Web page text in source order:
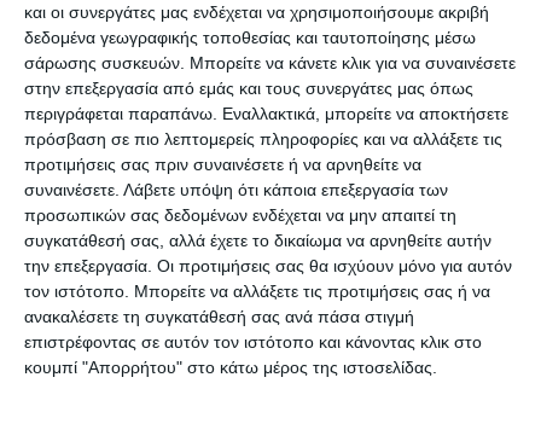
και οι συνεργάτες μας ενδέχεται να χρησιμοποιήσουμε ακριβή
δεδομένα γεωγραφικής τοποθεσίας και ταυτοποίησης μέσω
σάρωσης συσκευών. Μπορείτε να κάνετε κλικ για να συναινέσετε
στην επεξεργασία από εμάς και τους συνεργάτες μας όπως
περιγράφεται παραπάνω. Εναλλακτικά, μπορείτε να αποκτήσετε
πρόσβαση σε πιο λεπτομερείς πληροφορίες και να αλλάξετε τις
προτιμήσεις σας πριν συναινέσετε ή να αρνηθείτε να
συναινέσετε. Λάβετε υπόψη ότι κάποια επεξεργασία των
προσωπικών σας δεδομένων ενδέχεται να μην απαιτεί τη
συγκατάθεσή σας, αλλά έχετε το δικαίωμα να αρνηθείτε αυτήν
την επεξεργασία. Οι προτιμήσεις σας θα ισχύουν μόνο για αυτόν
τον ιστότοπο. Μπορείτε να αλλάξετε τις προτιμήσεις σας ή να
ανακαλέσετε τη συγκατάθεσή σας ανά πάσα στιγμή
επιστρέφοντας σε αυτόν τον ιστότοπο και κάνοντας κλικ στο
κουμπί "Απορρήτου" στο κάτω μέρος της ιστοσελίδας.
ΑΓΓΕΛΊΕΣ ΑΓΟΡΈΣ - ΠΩΛΉΣΕΙΣ ΟΙΚΌΠΕΔΑ
ΠΩΛΕΙΤΑΙ ΟΙΚΟΠΕΔΟ ΣΤΟ
ΛΙΜΑΝΙ ΒΟΛΙΜΩΝ